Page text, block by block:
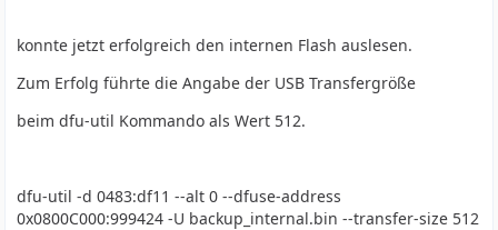
konnte jetzt erfolgreich den internen Flash auslesen.
Zum Erfolg führte die Angabe der USB Transfergröße
beim dfu-util Kommando als Wert 512.
dfu-util -d 0483:df11 --alt 0 --dfuse-address
0x0800C000:999424 -U backup_internal.bin --transfer-size 512